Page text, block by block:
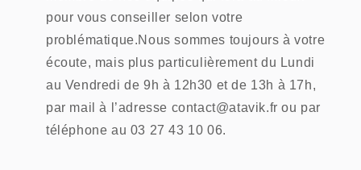
pour vous conseiller selon votre
problématique.Nous sommes toujours à votre
écoute, mais plus particulièrement du Lundi
au Vendredi de 9h à 12h30 et de 13h à 17h,
par mail à l’adresse contact@atavik.fr ou par
téléphone au 03 27 43 10 06.